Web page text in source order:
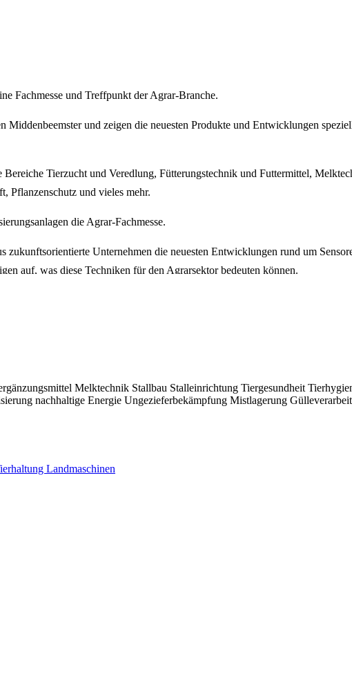
Fachmesse und Treffpunkt der Agrar-Branche.
Middenbeemster und zeigen die neuesten Produkte und Entwicklungen
Tierzucht und Veredlung, Fütterungstechnik und Futtermittel,
Pflanzenschutz und vieles mehr.
die Agrar-Fachmesse.
Unternehmen die neuesten Entwicklungen rund um
auf, was diese Techniken für den Agrarsektor bedeuten können.
nur einen vollständigen Überblick über Mechanisierung,
Melktechnik Stallbau Stalleinrichtung Tiergesundheit
nachhaltige Energie Ungezieferbekämpfung Mistlagerung
Landmaschinen